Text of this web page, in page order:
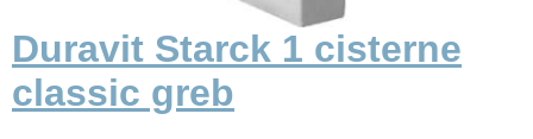
Duravit Starck 1 cisterne
classic greb